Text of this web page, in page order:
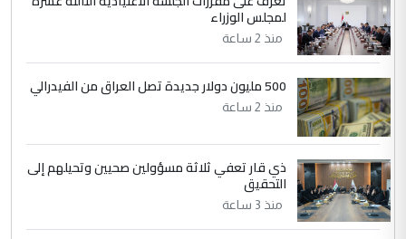
الموضوع :
بين الإهمال واغتصاب الأرض.. بلاد
الرافدين تعاني الجفاف والتصحر!!
لمجلس الوزراء
منذ 2 ساعة
500 مليون دولار جديدة تصل العراق من الفيدرالي
منذ 2 ساعة
ذي قار تعفي ثلاثة مسؤولين صحيين وتحيلهم إلى
التحقيق
منذ 3 ساعة